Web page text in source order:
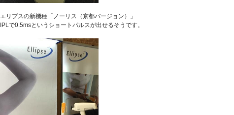
エリプスの新機種「ノーリス（京都バージョン）」
IPLで0.5msというショートパルスが出せるそうです。